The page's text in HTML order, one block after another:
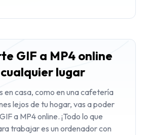
GIF a MP4 online
lugar
en casa, como en una cafetería
lejos de tu hogar, vas a poder
a MP4 online. ¡Todo lo que
trabajar es un ordenador con